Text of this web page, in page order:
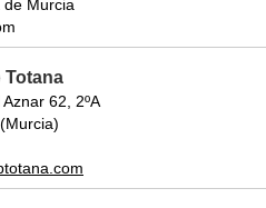
de Murcia
Totana
62, 2ºA